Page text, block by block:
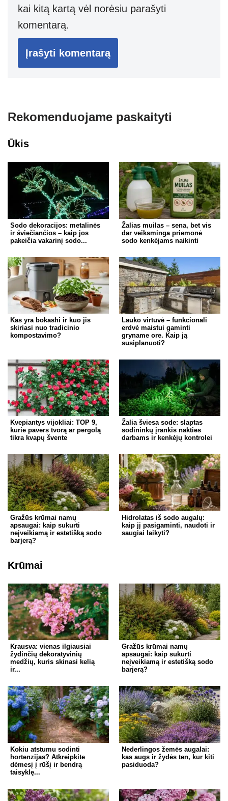
kai kitą kartą vėl norėsiu parašyti
komentarą.
Rekomenduojame paskaityti
Ūkis
Sodo dekoracijos: metalinės
ir šviečiančios – kaip jos
pakeičia vakarinį sodo...
Žalias muilas – sena, bet vis
dar veiksminga priemonė
sodo kenkėjams naikinti
Kas yra bokashi ir kuo jis
skiriasi nuo tradicinio
kompostavimo?
Lauko virtuvė – funkcionali
erdvė maistui gaminti
gryname ore. Kaip ją
susiplanuoti?
Kvepiantys vijokliai: TOP 9,
kurie pavers tvorą ar pergolą
tikra kvapų švente
Žalia šviesa sode: slaptas
sodininkų įrankis nakties
darbams ir kenkėjų kontrolei
Gražūs krūmai namų
apsaugai: kaip sukurti
neįveikiamą ir estetišką sodo
barjerą?
Hidrolatas iš sodo augalų:
kaip jį pasigaminti, naudoti ir
saugiai laikyti?
Krūmai
Krausva: vienas ilgiausiai
žydinčių dekoratyvinių
medžių, kuris skinasi kelią
ir...
Gražūs krūmai namų
apsaugai: kaip sukurti
neįveikiamą ir estetišką sodo
barjerą?
Kokiu atstumu sodinti
hortenzijas? Atkreipkite
dėmesį į rūšį ir bendrą
taisyklę...
Nederlingos žemės augalai:
kas augs ir žydės ten, kur kiti
pasiduoda?